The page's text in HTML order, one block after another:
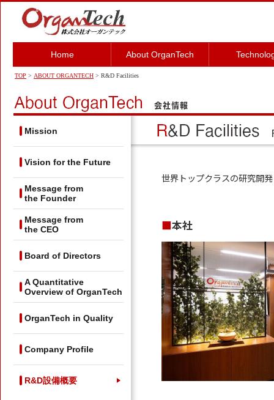
Home About OrganTech
TOP > ABOUT ORGANTECH > R&D Facilities
Mission
Vision for the Future
Message from
the Founder
Message from
the CEO
Board of Directors
A Quantitative
Overview of OrganTech
OrganTech in Quality
Company Profile
R&D設備概要
世界トップクラスの研究開
■本社